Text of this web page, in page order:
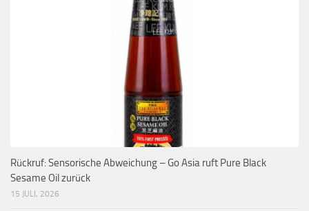
Rückruf: Sensorische Abweichung – Go Asia ruft Pure Black
Sesame Oil zurück
15 JULI, 2026